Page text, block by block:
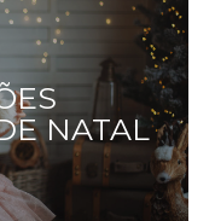
NATAL